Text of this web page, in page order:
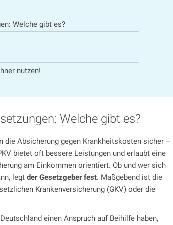
Welche gibt es?
nutzen!
Welche gibt es?
die Absicherung gegen Krankheitskosten sicher –
bietet oft bessere Leistungen und erlaubt eine
am Einkommen orientiert. Ob und wer sich
legt der Gesetzgeber fest. Maßgebend ist die
Krankenversicherung (GKV) oder die
einen Anspruch auf Beihilfe haben,